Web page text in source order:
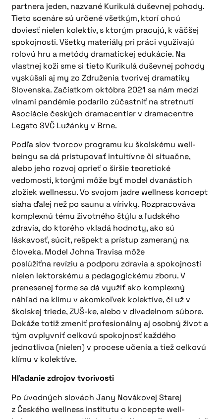
partnera jeden, nazvané Kurikulá duševnej pohody.
Tieto scenáre sú určené všetkým, ktorí chcú
doviesť nielen kolektív, s ktorým pracujú, k väčšej
spokojnosti. Všetky materiály pri práci využívajú
rolovú hru a metódy dramatickej edukácie. Na
vlastnej koži sme si tieto Kurikulá duševnej pohody
vyskúšali aj my zo Združenia tvorivej dramatiky
Slovenska. Začiatkom októbra 2021 sa nám medzi
vlnami pandémie podarilo zúčastniť na stretnutí
Asociácie českých dramacentier v dramacentre
Legato SVČ Lužánky v Brne.
Podľa slov tvorcov programu ku školskému well-
beingu sa dá pristupovať intuitívne či situačne,
alebo jeho rozvoj oprieť o širšie teoretické
vedomosti, ktorými môže byť model dvanástich
zložiek wellnessu. Vo svojom jadre wellness koncept
siaha ďalej než po saunu a vírivky. Rozpracováva
komplexnú tému životného štýlu a ľudského
zdravia, do ktorého vkladá hodnoty, ako sú
láskavosť, súcit, rešpekt a prístup zameraný na
človeka. Model Johna Travisa môže
poslúžiťna revíziu a podporu zdravia a spokojnosti
nielen lektorskému a pedagogickému zboru. V
prenesenej forme sa dá využiť ako komplexný
náhľad na klímu v akomkoľvek kolektíve, či už v
školskej triede, ZUŠ-ke, alebo v divadelnom súbore.
Dokáže totiž zmeniť profesionálny aj osobný život a
tým ovplyvniť celkovú spokojnosť každého
jednotlivca (nielen) v procese učenia a tiež celkovú
klímu v kolektíve.
Hľadanie zdrojov tvorivosti
Po úvodných slovách Jany Novákovej Starej
z Českého wellness institutu o koncepte well-